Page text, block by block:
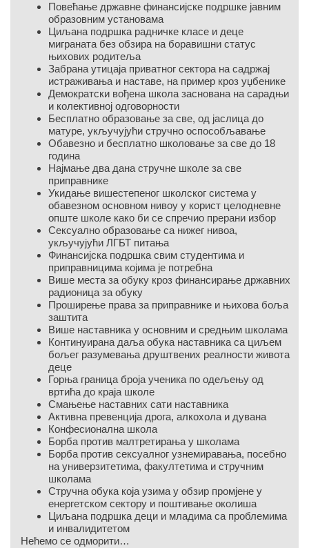
Повећање државне финансијске подршке јавним
образовним установама
Циљана подршка радничке класе и деце
миграната без обзира на боравишни статус
њихових родитеља
Забрана утицаја приватног сектора на садржај
истраживања и наставе, на пример кроз уџбенике
Демократски вођена школа заснована на сарадњи
и колективној одговорности
Бесплатно образовање за све, од јаслица до
матуре, укључујући стручно оспособљавање
Обавезно и бесплатно школовање за све до 18
година
Најмање два дана стручне школе за све
приправнике
Укидање вишестепеног школског система у
обавезном основном нивоу у корист целодневне
опште школе како би се спречио прерани избор
Сексуално образовање са нижег нивоа,
укључујући ЛГБТ питања
Финансијска подршка свим студентима и
приправницима којима је потребна
Више места за обуку кроз финансирање државних
радионица за обуку
Проширење права за приправнике и њихова боља
заштита
Више наставника у основним и средњим школама
Континуирана даља обука наставника са циљем
бољег разумевања друштвених реалности живота
деце
Горња граница броја ученика по одељењу од
вртића до краја школе
Смањење наставних сати наставника
Активна превенција дрога, алкохола и дувана
Конфесионална школа
Борба против малтретирања у школама
Борба против сексуалног узнемиравања, посебно
на универзитетима, факултетима и стручним
школама
Стручна обука која узима у обзир промјене у
енергетском сектору и поштивање околиша
Циљана подршка деци и младима са проблемима
и инвалидитетом
Нећемо се одморити…